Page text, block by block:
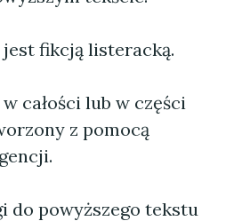
fikcją listeracką.
całości lub w części
z pomocą
do powyższego tekstu